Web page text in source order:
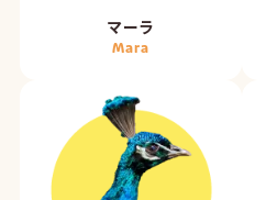
マーラ
Mara